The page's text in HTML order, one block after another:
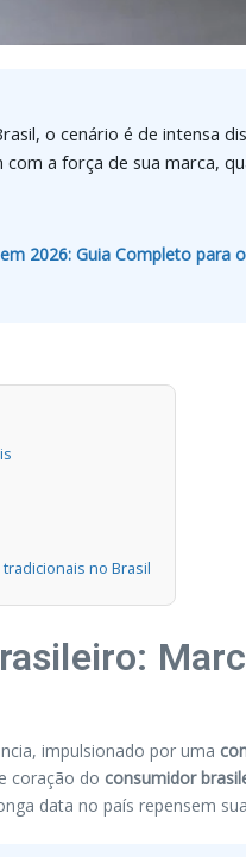
o cenário é de intensa
a força de sua marca,
2026: Guia Completo para
no Brasil
impulsionado por uma
coração do consumidor
data no país repensem